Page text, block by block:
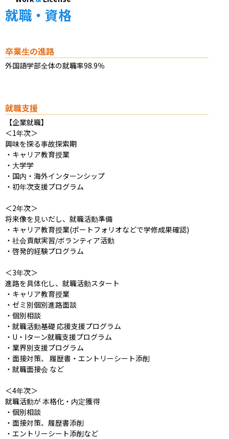
就職・資格
卒業生の進路
外国語学部全体の就職率98.9％
就職支援
【企業就職】
＜1年次＞
興味を探る事故探索期
・キャリア教育授業
・大学学
・国内・海外インターンシップ
・初年次支援プログラム
＜2年次＞
将来像を見いだし、就職活動準備
・キャリア教育授業(ポートフォリオなどで学修成果確認)
・社会貢献実習/ボランティア活動
・啓発的経験プログラム
＜3年次＞
進路を具体化し、就職活動スタート
・キャリア教育授業
・ゼミ別個別進路面談
・個別相談
・就職活動基礎 応援支援プログラム
・U・Iターン就職支援プログラム
・業界別支援プログラム
・面接対策、 履歴書・エントリーシート添削
・就職面接会 など
＜4年次＞
就職活動が 本格化・内定獲得
・個別相談
・面接対策、履歴書添削
・エントリーシート添削など